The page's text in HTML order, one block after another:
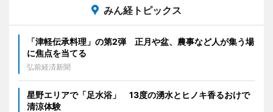
みん経トピックス
「津軽伝承料理」の第2弾 正月や盆、農事など人が集う場
に焦点を当てる
弘前経済新聞
星野エリアで「足水浴」 13度の湧水とヒノキ香るおけで
清涼体験